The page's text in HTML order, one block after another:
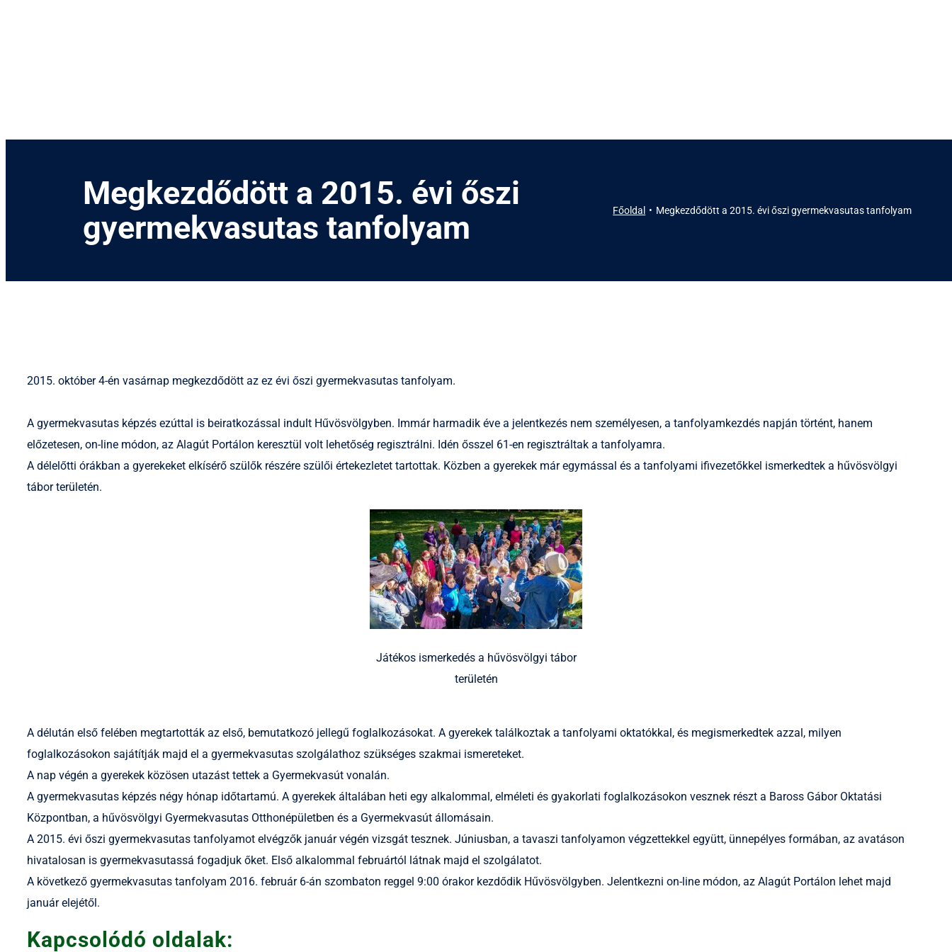
Megkezdődött a 2015. évi őszi
gyermekvasutas tanfolyam
Főoldal Megkezdődött a 2015. évi őszi gyermekvasutas tanfolyam
2015. október 4-én vasárnap megkezdődött az ez évi őszi gyermekvasutas tanfolyam.
A gyermekvasutas képzés ezúttal is beiratkozással indult Hűvösvölgyben. Immár harmadik éve a jelentkezés nem személyesen, a tanfolyamkezdés napján történt, hanem
előzetesen, on-line módon, az Alagút Portálon keresztül volt lehetőség regisztrálni. Idén ősszel 61-en regisztráltak a tanfolyamra.
A délelőtti órákban a gyerekeket elkísérő szülők részére szülői értekezletet tartottak. Közben a gyerekek már egymással és a tanfolyami ifivezetőkkel ismerkedtek a hűvösvölgyi
tábor területén.
Játékos ismerkedés a hűvösvölgyi tábor
területén
A délután első felében megtartották az első, bemutatkozó jellegű foglalkozásokat. A gyerekek találkoztak a tanfolyami oktatókkal, és megismerkedtek azzal, milyen
foglalkozásokon sajátítják majd el a gyermekvasutas szolgálathoz szükséges szakmai ismereteket.
A nap végén a gyerekek közösen utazást tettek a Gyermekvasút vonalán.
A gyermekvasutas képzés négy hónap időtartamú. A gyerekek általában heti egy alkalommal, elméleti és gyakorlati foglalkozásokon vesznek részt a Baross Gábor Oktatási
Központban, a hűvösvölgyi Gyermekvasutas Otthonépületben és a Gyermekvasút állomásain.
A 2015. évi őszi gyermekvasutas tanfolyamot elvégzők január végén vizsgát tesznek. Júniusban, a tavaszi tanfolyamon végzettekkel együtt, ünnepélyes formában, az avatáson
hivatalosan is gyermekvasutassá fogadjuk őket. Első alkalommal februártól látnak majd el szolgálatot.
A következő gyermekvasutas tanfolyam 2016. február 6-án szombaton reggel 9:00 órakor kezdődik Hűvösvölgyben. Jelentkezni on-line módon, az Alagút Portálon lehet majd
január elejétől.
Kapcsolódó oldalak: